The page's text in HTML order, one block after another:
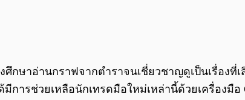
ษาอ่านกราฟจากตำราจนเชี่ยวชาญดูเป็นเรื่องที่
การช่วยเหลือนักเทรดมือใหม่เหล่านี้ด้วยเครื่องมื